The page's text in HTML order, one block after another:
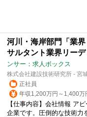
河川・海岸部門「業
サルタント業界リーデ
ンサー：求人ボックス
株式会社建設技術研究所 - 宮
正社員
年収1,200万円～1,400万
【仕事内容】会社情報 ア
企業です。圧倒的な技術力